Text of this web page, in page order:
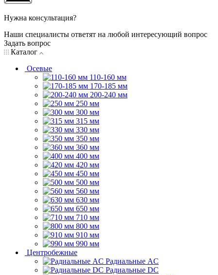
Нужна консультация?
Наши специалисты ответят на любой интересующий вопрос
Задать вопрос
Каталог
Осевые
110-160 мм
170-185 мм
200-240 мм
250 мм
300 мм
315 мм
330 мм
350 мм
360 мм
400 мм
420 мм
450 мм
500 мм
560 мм
630 мм
650 мм
710 мм
800 мм
910 мм
990 мм
Центробежные
Радиальные AC
Радиальные DC